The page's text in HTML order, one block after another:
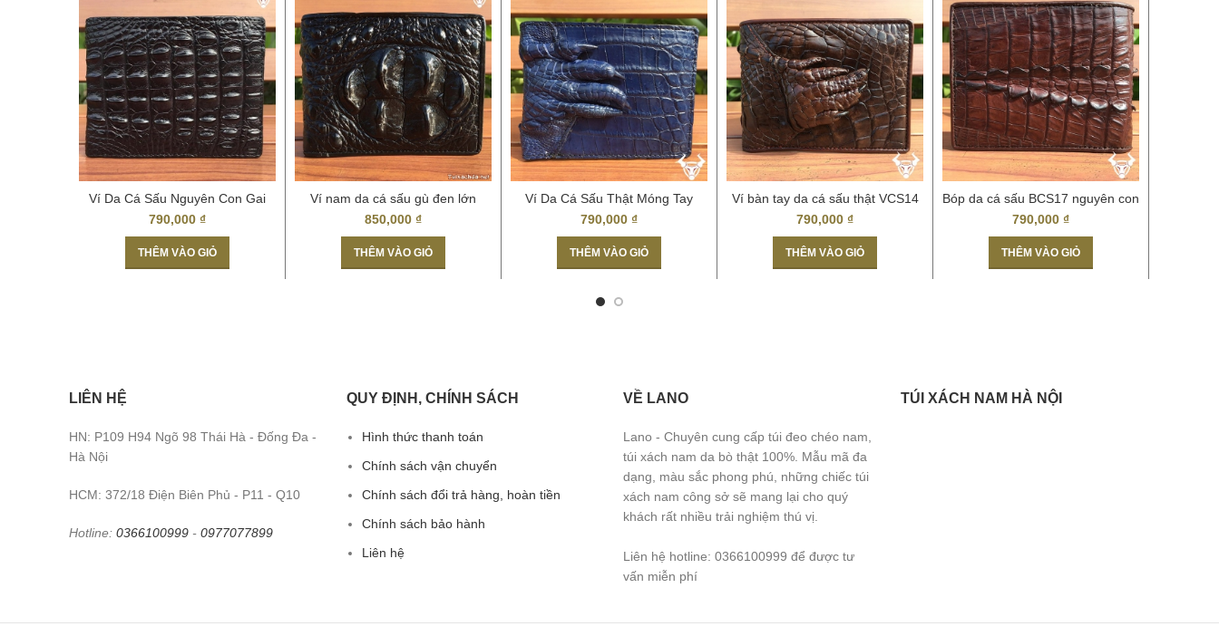
Ví Da Cá Sấu Nguyên Con Gai
Lưng
790,000 ₫
THÊM VÀO GIỎ
Ví nam da cá sấu gù đen lớn
VCS22
850,000 ₫
THÊM VÀO GIỎ
Ví Da Cá Sấu Thật Móng Tay
Nam BCS51
790,000 ₫
THÊM VÀO GIỎ
Ví bàn tay da cá sấu thật VCS14
giá rẻ
790,000 ₫
THÊM VÀO GIỎ
Bóp da cá sấu BCS17 nguyên con
790,000 ₫
THÊM VÀO GIỎ
LIÊN HỆ
HN: P109 H94 Ngõ 98 Thái Hà - Đống Đa -
Hà Nội
HCM: 372/18 Điện Biên Phủ - P11 - Q10
Hotline: 0366100999 - 0977077899
QUY ĐỊNH, CHÍNH SÁCH
Hình thức thanh toán
Chính sách vận chuyển
Chính sách đổi trả hàng, hoàn tiền
Chính sách bảo hành
Liên hệ
VỀ LANO
Lano - Chuyên cung cấp túi đeo chéo nam,
túi xách nam da bò thật 100%. Mẫu mã đa
dạng, màu sắc phong phú, những chiếc túi
xách nam công sở sẽ mang lại cho quý
khách rất nhiều trải nghiệm thú vị.
Liên hệ hotline: 0366100999 để được tư
vấn miễn phí
TÚI XÁCH NAM HÀ NỘI